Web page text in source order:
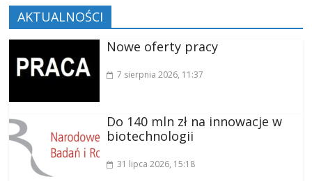
AKTUALNOŚCI
Nowe oferty pracy
7 sierpnia 2026, 11:37
Do 140 mln zł na innowacje w
biotechnologii
31 lipca 2026, 15:18